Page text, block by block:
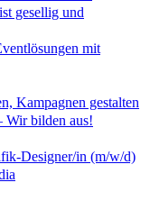
mit
Kampagnen gestalten
Wir bilden aus!
Designer/in (m/w/d)